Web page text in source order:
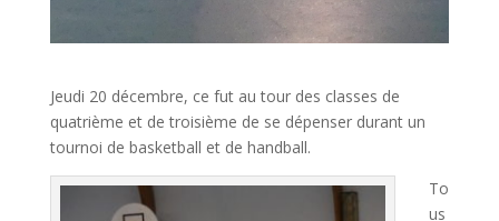
Jeudi 20 décembre, ce fut au tour des classes de
quatrième et de troisième de se dépenser durant un
tournoi de basketball et de handball.
To
us